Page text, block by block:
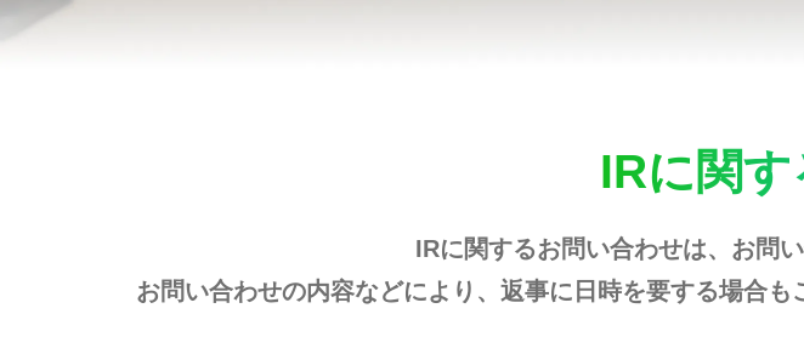
IRに関
IRに関するお問い合わせは、お問
お問い合わせの内容などにより、返事に日時を要する場合